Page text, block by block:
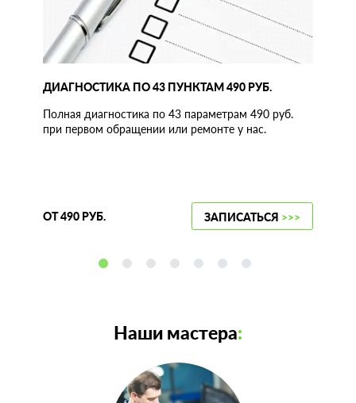
ДИАГНОСТИКА ПО 43 ПУНКТАМ 490 РУБ.
Полная диагностика по 43 параметрам 490 руб.
при первом обращении или ремонте у нас.
ОТ 490 РУБ. ЗАПИСАТЬСЯ >>>
Наши мастера: